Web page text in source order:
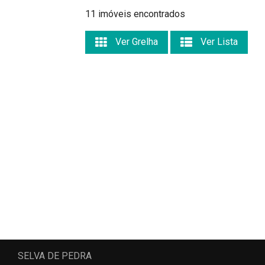
11 imóveis encontrados
Ver Grelha Ver Lista
SELVA DE PEDRA